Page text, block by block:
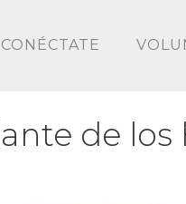
CONÉCTATE
de